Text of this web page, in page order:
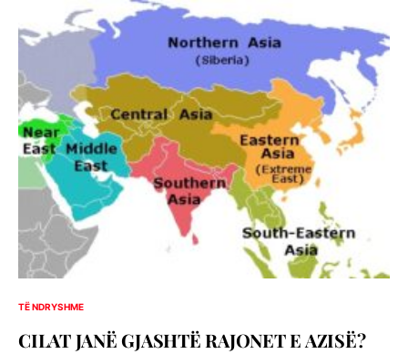
TË NDRYSHME
CILAT JANË GJASHTË RAJONET E AZISË?